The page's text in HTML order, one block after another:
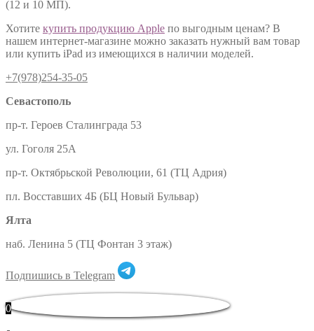
(12 и 10 МП).
Хотите купить продукцию Apple по выгодным ценам? В
нашем интернет-магазине можно заказать нужный вам товар
или купить iPad из имеющихся в наличии моделей.
+7(978)254-35-05
Севастополь
пр-т. Героев Сталинграда 53
ул. Гоголя 25А
пр-т. Октябрьской Революции, 61 (ТЦ Адрия)
пл. Восставших 4Б (БЦ Новый Бульвар)
Ялта
наб. Ленина 5 (ТЦ Фонтан 3 этаж)
Подпишись в Telegram
0